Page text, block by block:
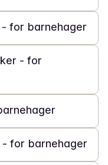
for barnehager
- for
for barnehager